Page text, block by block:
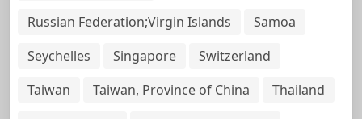
Russian Federation;Virgin Islands
Samoa
Seychelles
Singapore
Switzerland
Taiwan
Taiwan, Province of China
Thailand